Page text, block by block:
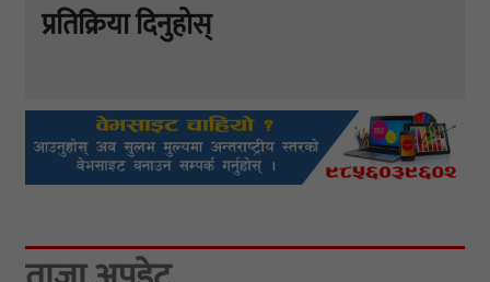
प्रतिक्रिया दिनुहोस्